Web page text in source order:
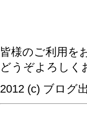
皆様のご利用を
どうぞよろしく
2012 (c) ブログ